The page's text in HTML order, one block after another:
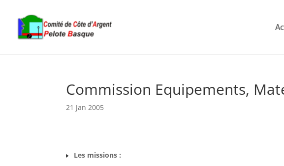
Commission Equipements,
21 Jan 2005
Les missions :